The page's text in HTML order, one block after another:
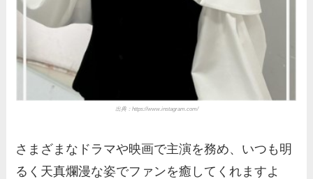
出典： https://www.instagram.com/
さまざまなドラマや映画で主演を務め、いつも明
るく天真爛漫な姿でファンを癒してくれますよ